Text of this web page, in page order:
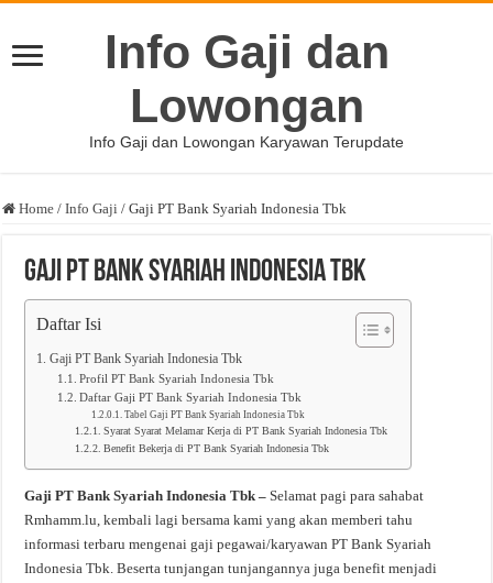
Info Gaji dan
Lowongan
Info Gaji dan Lowongan Karyawan Terupdate
Home / Info Gaji / Gaji PT Bank Syariah Indonesia Tbk
Gaji PT Bank Syariah Indonesia Tbk
Daftar Isi
Gaji PT Bank Syariah Indonesia Tbk
Profil PT Bank Syariah Indonesia Tbk
Daftar Gaji PT Bank Syariah Indonesia Tbk
Tabel Gaji PT Bank Syariah Indonesia Tbk
Syarat Syarat Melamar Kerja di PT Bank Syariah Indonesia Tbk
Benefit Bekerja di PT Bank Syariah Indonesia Tbk
Gaji PT Bank Syariah Indonesia Tbk –Selamat pagi para sahabat
Rmhamm.lu, kembali lagi bersama kami yang akan memberi tahu
informasi terbaru mengenai gaji pegawai/karyawan PT Bank Syariah
Indonesia Tbk. Beserta tunjangan tunjangannya juga benefit menjadi